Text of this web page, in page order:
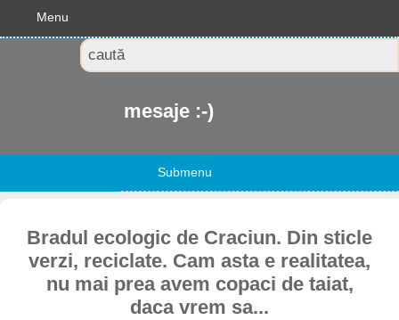
Menu
mesaje :-)
Submenu
Bradul ecologic de Craciun. Din sticle
verzi, reciclate. Cam asta e realitatea,
nu mai prea avem copaci de taiat,
daca vrem sa...